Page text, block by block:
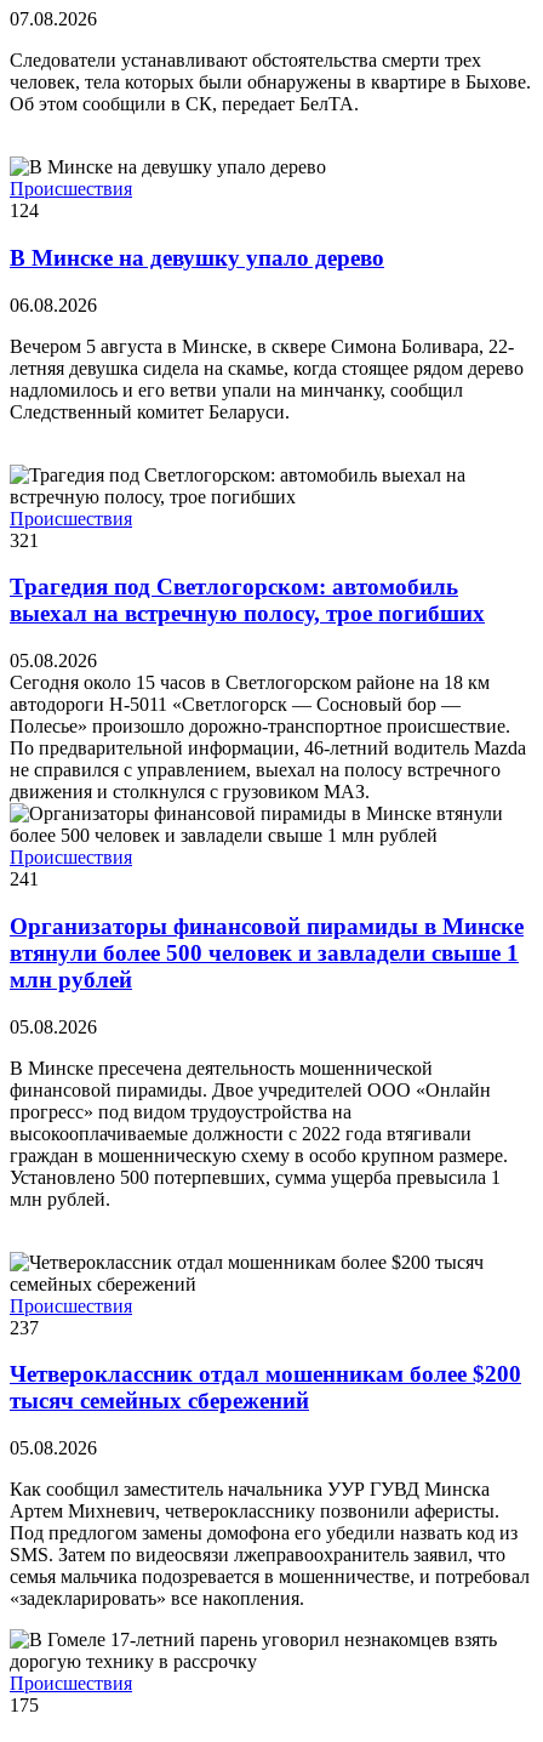
07.08.2026
Следователи устанавливают обстоятельства смерти трех
человек, тела которых были обнаружены в квартире в Быхове.
Об этом сообщили в СК, передает БелТА.
Происшествия
124
В Минске на девушку упало дерево
06.08.2026
Вечером 5 августа в Минске, в сквере Симона Боливара, 22-
летняя девушка сидела на скамье, когда стоящее рядом дерево
надломилось и его ветви упали на минчанку, сообщил
Следственный комитет Беларуси.
Происшествия
321
Трагедия под Светлогорском: автомобиль
выехал на встречную полосу, трое погибших
05.08.2026
Сегодня около 15 часов в Светлогорском районе на 18 км
автодороги Н-5011 «Светлогорск — Сосновый бор —
Полесье» произошло дорожно-транспортное происшествие.
По предварительной информации, 46-летний водитель Mazda
не справился с управлением, выехал на полосу встречного
движения и столкнулся с грузовиком МАЗ.
Происшествия
241
Организаторы финансовой пирамиды в Минске
втянули более 500 человек и завладели свыше 1
млн рублей
05.08.2026
В Минске пресечена деятельность мошеннической
финансовой пирамиды. Двое учредителей ООО «Онлайн
прогресс» под видом трудоустройства на
высокооплачиваемые должности с 2022 года втягивали
граждан в мошенническую схему в особо крупном размере.
Установлено 500 потерпевших, сумма ущерба превысила 1
млн рублей.
Происшествия
237
Четвероклассник отдал мошенникам более $200
тысяч семейных сбережений
05.08.2026
Как сообщил заместитель начальника УУР ГУВД Минска
Артем Михневич, четверокласснику позвонили аферисты.
Под предлогом замены домофона его убедили назвать код из
SMS. Затем по видеосвязи лжеправоохранитель заявил, что
семья мальчика подозревается в мошенничестве, и потребовал
«задекларировать» все накопления.
Происшествия
175